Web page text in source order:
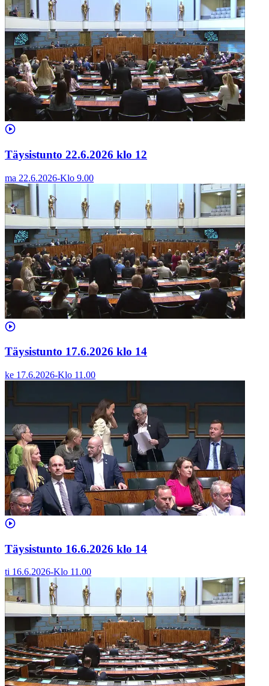
Täysistunto 22.6.2026 klo 12
ma 22.6.2026-Klo 9.00
Täysistunto 17.6.2026 klo 14
ke 17.6.2026-Klo 11.00
Täysistunto 16.6.2026 klo 14
ti 16.6.2026-Klo 11.00